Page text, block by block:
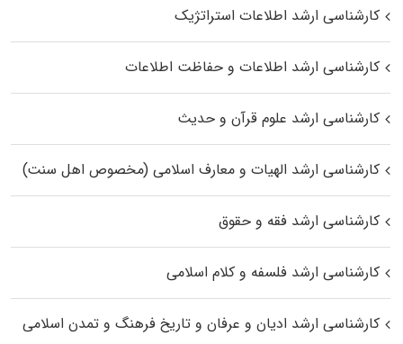
کارشناسی ارشد اطلاعات استراتژیک
کارشناسی ارشد اطلاعات و حفاظت اطلاعات
کارشناسی ارشد علوم قرآن و حدیث
کارشناسی ارشد الهیات و معارف اسلامی (مخصوص اهل سنت)
کارشناسی ارشد فقه و حقوق
کارشناسی ارشد فلسفه و کلام اسلامی
کارشناسی ارشد ادیان و عرفان و تاریخ فرهنگ و تمدن اسلامی